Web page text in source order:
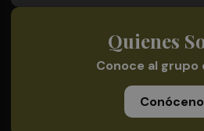
Quienes
Conoce al grupo